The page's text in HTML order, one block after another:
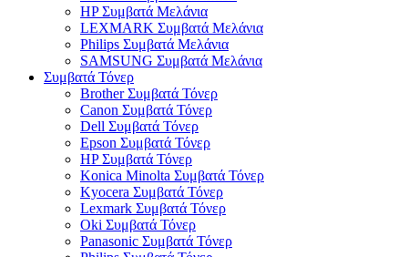
HP Συμβατά Μελάνια
LEXMARK Συμβατά Μελάνια
Philips Συμβατά Μελάνια
SAMSUNG Συμβατά Μελάνια
Συμβατά Τόνερ
Brother Συμβατά Τόνερ
Canon Συμβατά Τόνερ
Dell Συμβατά Τόνερ
Epson Συμβατά Τόνερ
HP Συμβατά Τόνερ
Konica Minolta Συμβατά Τόνερ
Kyocera Συμβατά Τόνερ
Lexmark Συμβατά Τόνερ
Oki Συμβατά Τόνερ
Panasonic Συμβατά Τόνερ